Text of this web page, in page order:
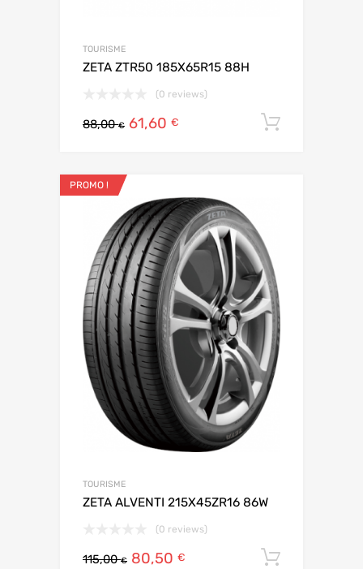
TOURISME
ZETA ZTR50 185X65R15 88H
(0 reviews)
88,00€ 61,60 €
PROMO !
TOURISME
ZETA ALVENTI 215X45ZR16 86W
(0 reviews)
115,00€ 80,50 €